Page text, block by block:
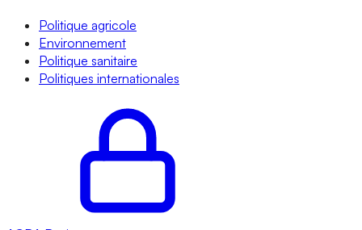
Politique agricole
Environnement
Politique sanitaire
Politiques internationales